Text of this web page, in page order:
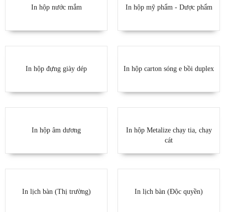
In hộp nước mắm In hộp mỹ phẩm - Dược phẩm
In hộp đựng giày dép In hộp carton sóng e bồi duplex
In hộp âm dương
In hộp Metalize chạy tia, chạy
cát
In lịch bàn (Thị trường) In lịch bàn (Độc quyền)